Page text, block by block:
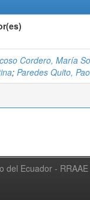
Cordero, María
; Paredes Quito,
del Ecuador - RRAAE